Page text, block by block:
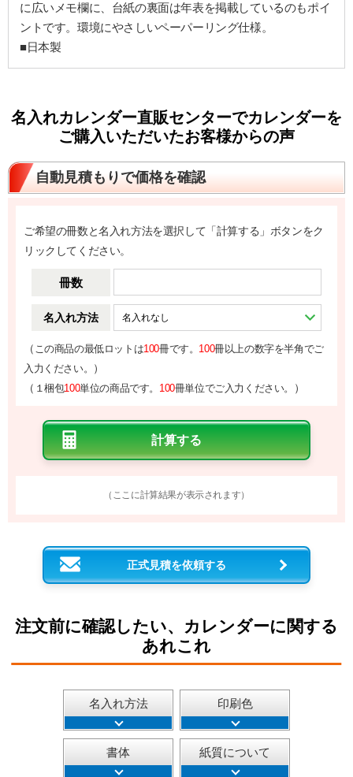
に広いメモ欄に、台紙の裏面は年表を掲載しているのもポイ
ントです。環境にやさしいペーパーリング仕様。
■日本製
名入れカレンダー直販センターでカレンダーを
ご購入いただいたお客様からの声
自動見積もりで価格を確認
ご希望の冊数と名入れ方法を選択して「計算する」ボタンをク
リックしてください。
冊数
名入れ方法
（ この商品の最低ロットは100冊です。 100冊以上の数字を半角でご
入力ください。
）
（ １梱包100単位の商品です。 100冊単位でご入力ください。 ）
（ここに計算結果が表示されます）
正式見積を依頼する
注文前に確認したい、カレンダーに関する
あれこれ
名入れ方法 印刷色
書体 紙質について